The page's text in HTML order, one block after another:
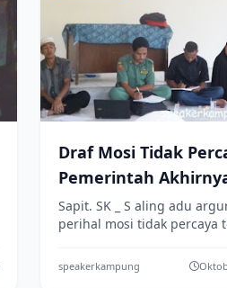
Draf Mosi Tidak
Pemerintah
Sepakat
Sapit. SK _ S aling adu
perihal mosi tidak percaya
hearing ke dua yang
speakerkampung